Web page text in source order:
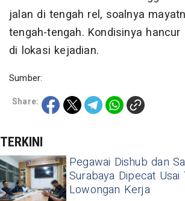
jalan di tengah rel, soalnya
tengah-tengah. Kondisinya hancur
di lokasi kejadian.
Sumber:
Share:
TERKINI
Pegawai Dishub dan
Surabaya Dipecat
Lowongan Kerja